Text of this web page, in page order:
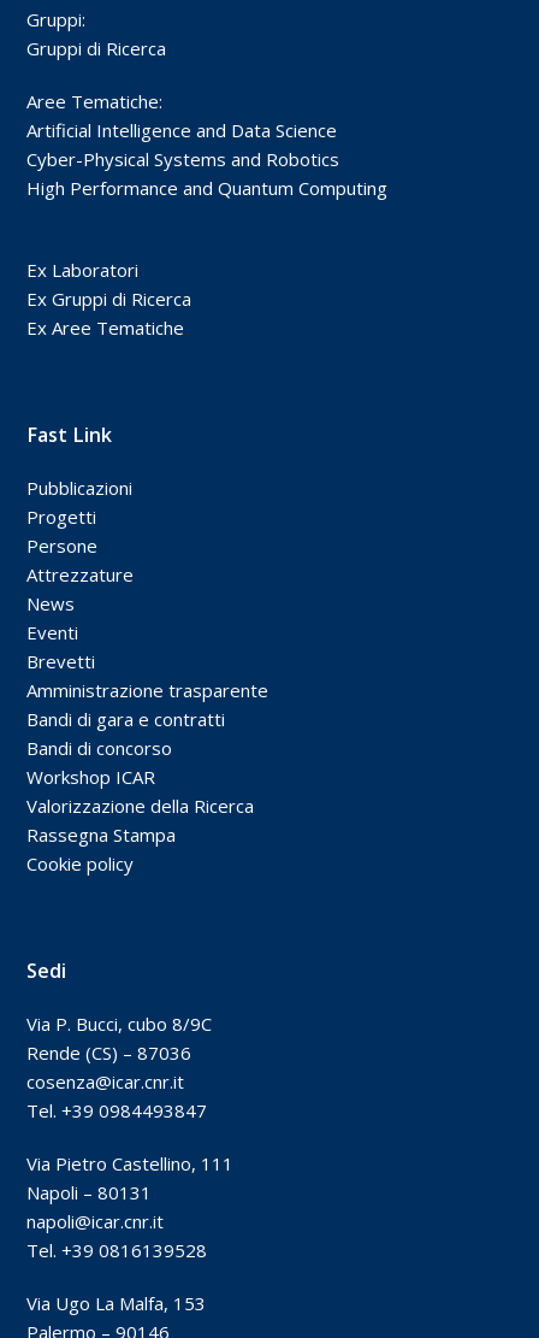
Gruppi:
Gruppi di Ricerca
Aree Tematiche:
Artificial Intelligence and Data Science
Cyber-Physical Systems and Robotics
High Performance and Quantum Computing
Ex Laboratori
Ex Gruppi di Ricerca
Ex Aree Tematiche
Fast Link
Pubblicazioni
Progetti
Persone
Attrezzature
News
Eventi
Brevetti
Amministrazione trasparente
Bandi di gara e contratti
Bandi di concorso
Workshop ICAR
Valorizzazione della Ricerca
Rassegna Stampa
Cookie policy
Sedi
Via P. Bucci, cubo 8/9C
Rende (CS) – 87036
cosenza@icar.cnr.it
Tel. +39 0984493847
Via Pietro Castellino, 111
Napoli – 80131
napoli@icar.cnr.it
Tel. +39 0816139528
Via Ugo La Malfa, 153
Palermo – 90146